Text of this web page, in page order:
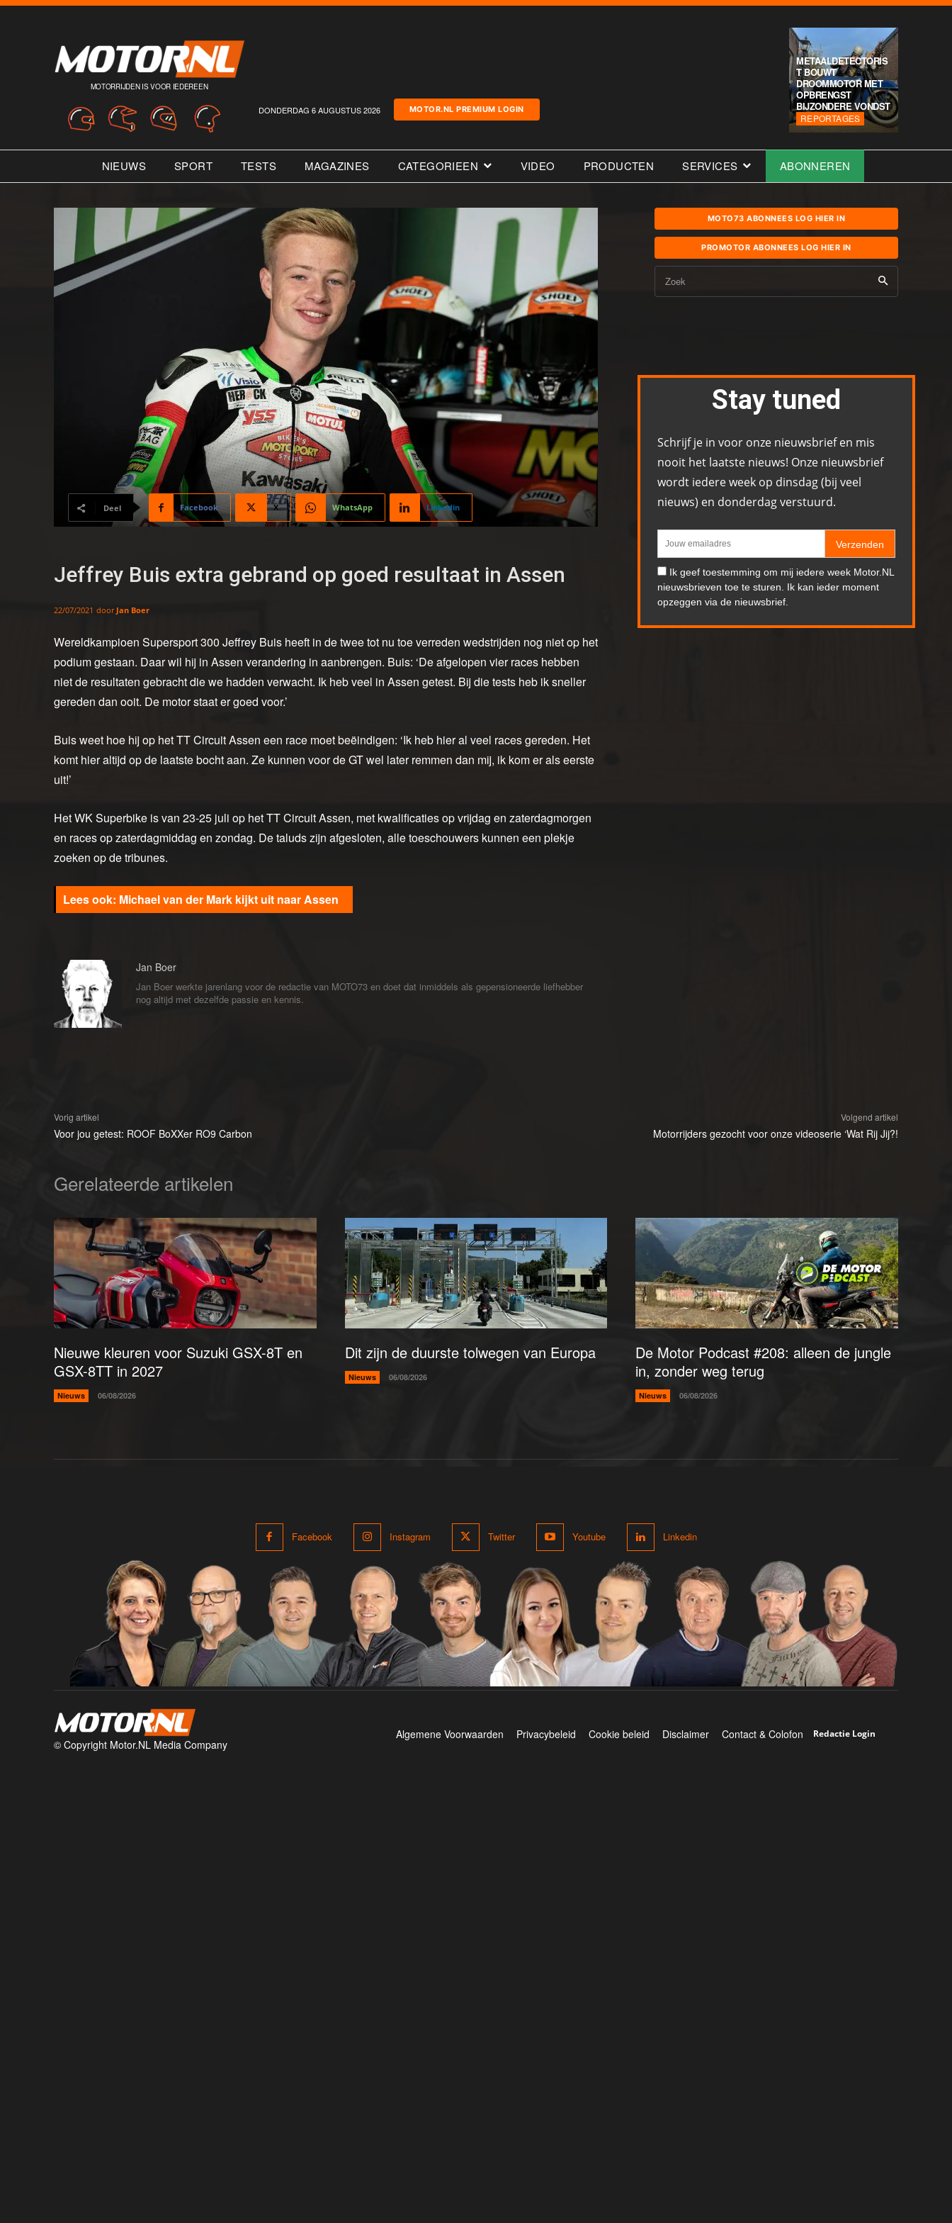
MOTORRIJDEN IS VOOR IEDEREEN
DONDERDAG 6 AUGUSTUS 2026 MOTOR.NL PREMIUM LOGIN
METAALDETECTORIS
T BOUWT
DROOMMOTOR MET
OPBRENGST
BIJZONDERE VONDST
REPORTAGES
NIEUWS SPORT TESTS MAGAZINES CATEGORIEEN VIDEO PRODUCTEN SERVICES ABONNEREN
Deel Facebook X WhatsApp Linkedin
Jeffrey Buis extra gebrand op goed resultaat in Assen
22/07/2021 door Jan Boer
Wereldkampioen Supersport 300 Jeffrey Buis heeft in de twee tot nu toe verreden wedstrijden nog niet op het
podium gestaan. Daar wil hij in Assen verandering in aanbrengen. Buis: ‘De afgelopen vier races hebben
niet de resultaten gebracht die we hadden verwacht. Ik heb veel in Assen getest. Bij die tests heb ik sneller
gereden dan ooit. De motor staat er goed voor.’
Buis weet hoe hij op het TT Circuit Assen een race moet beëindigen: ‘Ik heb hier al veel races gereden. Het
komt hier altijd op de laatste bocht aan. Ze kunnen voor de GT wel later remmen dan mij, ik kom er als eerste
uit!’
Het WK Superbike is van 23-25 juli op het TT Circuit Assen, met kwalificaties op vrijdag en zaterdagmorgen
en races op zaterdagmiddag en zondag. De taluds zijn afgesloten, alle toeschouwers kunnen een plekje
zoeken op de tribunes.
Michael van der Mark kijkt uit naar Assen
Jan Boer
Jan Boer werkte jarenlang voor de redactie van MOTO73 en doet dat inmiddels als gepensioneerde liefhebber
nog altijd met dezelfde passie en kennis.
MOTO73 ABONNEES LOG HIER IN
PROMOTOR ABONNEES LOG HIER IN
Zoek
Stay tuned
Schrijf je in voor onze nieuwsbrief en mis
nooit het laatste nieuws! Onze nieuwsbrief
wordt iedere week op dinsdag (bij veel
nieuws) en donderdag verstuurd.
Verzenden
Ik geef toestemming om mij iedere week Motor.NL
nieuwsbrieven toe te sturen. Ik kan ieder moment
opzeggen via de nieuwsbrief.
Vorig artikel
Voor jou getest: ROOF BoXXer RO9 Carbon
Volgend artikel
Motorrijders gezocht voor onze videoserie ‘Wat Rij Jij?!
Gerelateerde artikelen
Nieuwe kleuren voor Suzuki GSX-8T en
GSX-8TT in 2027
Nieuws 06/08/2026
Dit zijn de duurste tolwegen van Europa
Nieuws 06/08/2026
De Motor Podcast #208: alleen de jungle
in, zonder weg terug
Nieuws 06/08/2026
Facebook Instagram Twitter Youtube Linkedin
© Copyright Motor.NL Media Company
Algemene Voorwaarden Privacybeleid Cookie beleid Disclaimer Contact & Colofon Redactie Login